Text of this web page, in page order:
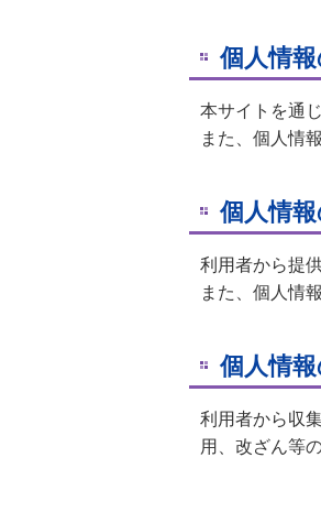
個人情
本サイトを通
また、個人情
個人情
利用者から提
また、個人情
個人情
利用者から収
用、改ざん等